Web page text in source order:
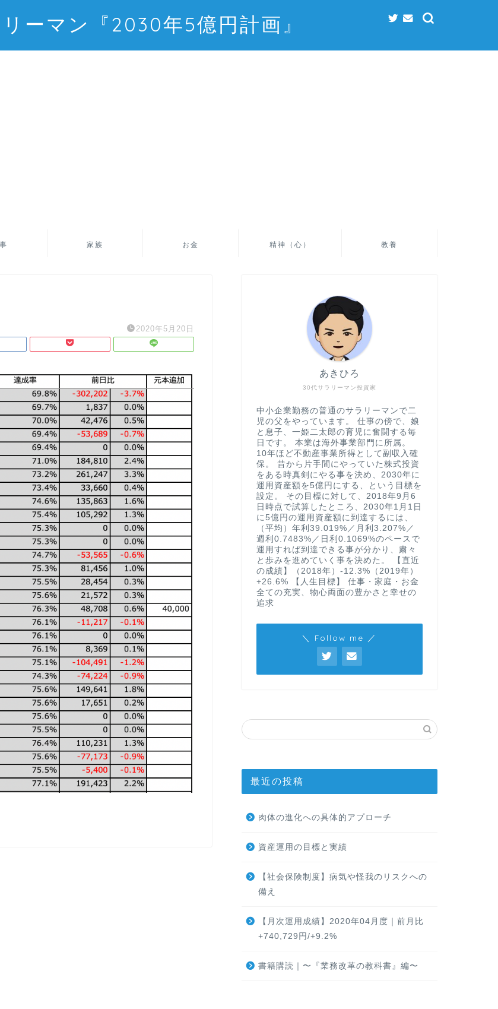
ーマン『2030年5億円計画』
家族 お金 精神（心） 教養
2020年5月20日
30代サラリーマン投資家
あきひろ
中小企業勤務の普通のサラリーマンで二
児の父をやっています。 仕事の傍で、娘
と息子、一姫二太郎の育児に奮闘する毎
日です。 本業は海外事業部門に所属。
10年ほど不動産事業所得として副収入確
保。 昔から片手間にやっていた株式投資
をある時真剣にやる事を決め、2030年に
運用資産額を5億円にする、という目標を
設定。 その目標に対して、2018年9月6
日時点で試算したところ、2030年1月1日
に5億円の運用資産額に到達するには、
（平均）年利39.019%／月利3.207%／
週利0.7483%／日利0.1069%のペースで
運用すれば到達できる事が分かり、粛々
と歩みを進めていく事を決めた。 【直近
の成績】（2018年）-12.3%（2019年）
+26.6% 【人生目標】 仕事・家庭・お金
全ての充実、物心両面の豊かさと幸せの
追求
＼ Follow me ／
最近の投稿
肉体の進化への具体的アプローチ
資産運用の目標と実績
【社会保険制度】病気や怪我のリスクへの
備え
【月次運用成績】2020年04月度｜前月比
+740,729円/+9.2%
書籍購読｜〜『業務改革の教科書』編〜